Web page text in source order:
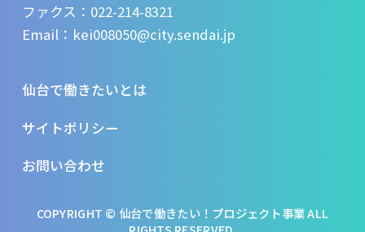
ファクス：022-214-8321
Email：kei008050@city.sendai.jp
仙台で働きたいとは
サイトポリシー
お問い合わせ
COPYRIGHT © 仙台で働きたい！プロジェクト事業 ALL